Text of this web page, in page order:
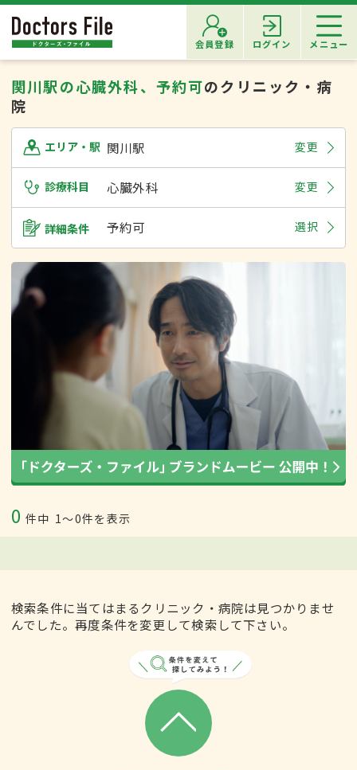
会員登録 ログイン メニュー
関川駅の心臓外科、予約可のクリニック・病
院
エリア・駅 関川駅 変更
診療科目 心臓外科 変更
詳細条件 予約可 選択
0 件中 1〜0件を表示
検索条件に当てはまるクリニック・病院は見つかりませ
んでした。再度条件を変更して検索して下さい。